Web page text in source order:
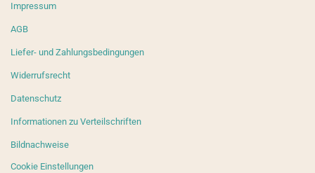
Impressum
AGB
Liefer- und Zahlungsbedingungen
Widerrufsrecht
Datenschutz
Informationen zu Verteilschriften
Bildnachweise
Cookie Einstellungen